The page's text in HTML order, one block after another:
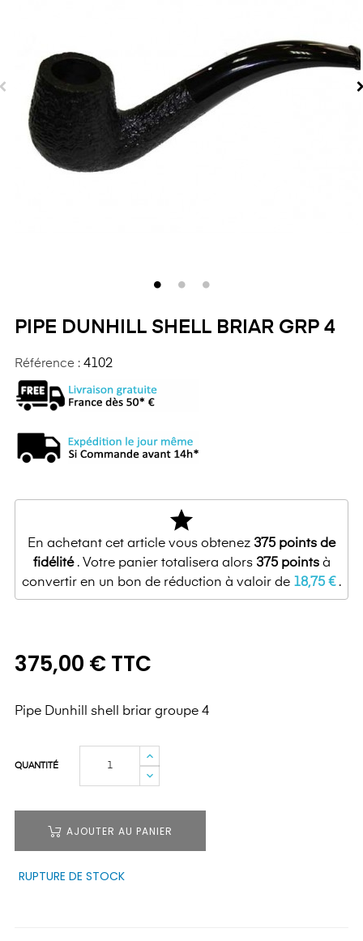
PIPE DUNHILL SHELL BRIAR GRP 4
Référence : 4102
star
En achetant cet article vous obtenez 375points de
fidélité. Votre panier totalisera alors 375pointsà
convertir en un bon de réduction à valoir de 18,75 €.
375,00 € TTC
Pipe Dunhill shell briar groupe 4
QUANTITÉ
AJOUTER AU PANIER
RUPTURE DE STOCK